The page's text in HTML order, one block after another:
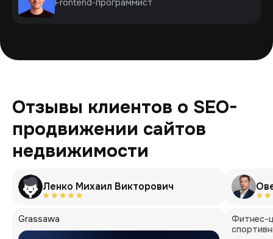
Frontend-программист
Отзывы клиентов о SEO-
продвижении сайтов
недвижимости
Ленко Михаил Викторович
Grassawa
Фитнес-